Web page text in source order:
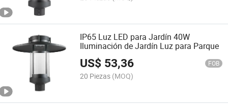
IP65 Luz LED para Jardín 40W
Iluminación de Jardín Luz para Parque
US$ 53,36 FOB
20 Piezas (MOQ)